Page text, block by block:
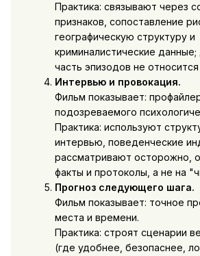
Практика: связывают через
признаков, сопоставление
географическую структуру и
криминалистические
часть эпизодов не относится
Интервью и провокация.
Фильм показывает:
подозреваемого
Практика: используют
интервью, поведенческие
рассматривают осторожно,
факты и протоколы, а не на
Прогноз следующего шага.
Фильм показывает: точное
места и времени.
Практика: строят сценарии
(где удобнее, безопаснее,